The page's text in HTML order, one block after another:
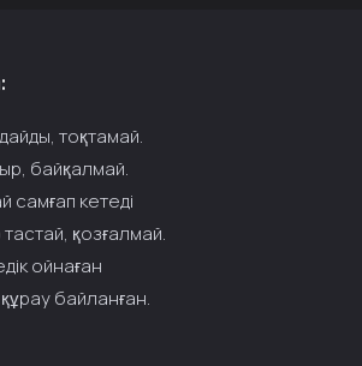
тоқтамай.
байқалмай.
самғап кетеді
қозғалмай.
ойнаған
байланған.